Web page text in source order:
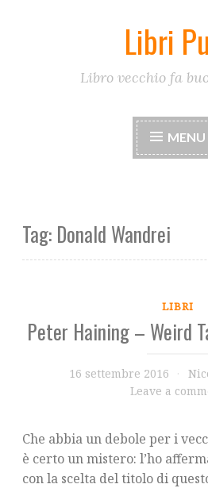
Libri
Libro vecchio fa
MENU
Tag: Donald Wandrei
LIBRI
Peter Haining – Weird
16 settembre 2016
Leave a
Che abbia un debole per i
è certo un mistero: l’ho
con la scelta del titolo di